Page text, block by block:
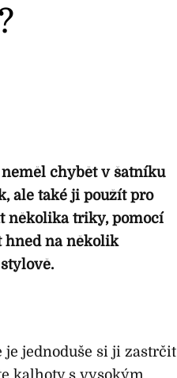
chybět v šatníku
ale také ji použít pro
několika triky, pomocí
hned na několik
jednoduše si ji zastrčit
kalhoty s vysokým